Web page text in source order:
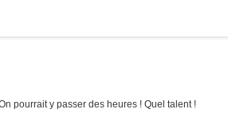
pourrait y passer des heures ! Quel talent !